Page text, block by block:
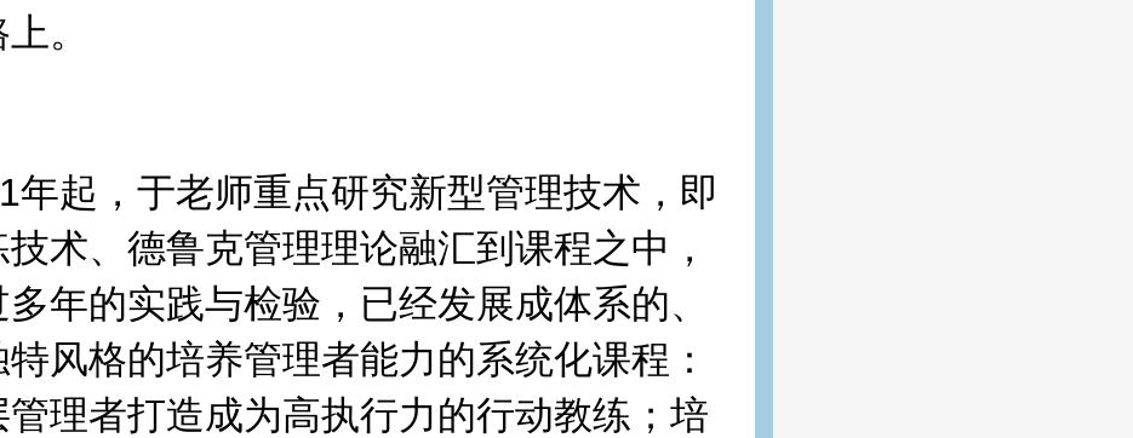
。
年起，于老师重点研究新型管理技术，即
术、德鲁克管理理论融汇到课程之中，
年的实践与检验，已经发展成体系的、
风格的培养管理者能力的系统化课程：
管理者打造成为高执行力的行动教练；培